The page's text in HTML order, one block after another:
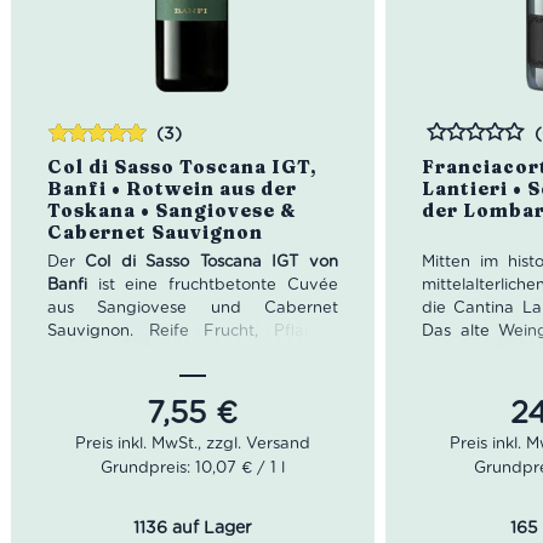
Col di Sasso Toscana IGT,
Banfi • Rotwein aus der
Toskana • Sangiovese &
Cabernet Sauvignon
(3)
Der Col di Sasso Toscana IGT von
Banfiist eine fruchtbetonte Cuvée
aus Sangiovese und Cabernet
Sauvignon. Reife Frucht, Pflaume
weiche Struktur, reife Tannine,
lebendige Säure und ein angenehm
anhaltendes Finale. Ein vielseitiger
toskanischer Rotwein zu Pasta mit
Ragù, Lasagne, Fleischgerichten und
7,55 €
Bewertet
mit5.00 von
5
Grundpreis: 10,07 € / 1 l
1136 auf Lager
Lantieri •
der
Bewertet
Mitten im
die Cantina
Das alte
der
Jahrhundert
modernen